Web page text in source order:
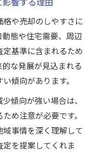
の事前準備法
たい地域情報活用
に役立つチェック
後押しする理由
情報収集ポイント
や売却のしやすさに
態や住宅需要、周辺
基準に含まれるため
な発展が見込まれる
傾向があります。
傾向が強い場合は、
め注意が必要です。
事情を深く理解して
を提案してくれま